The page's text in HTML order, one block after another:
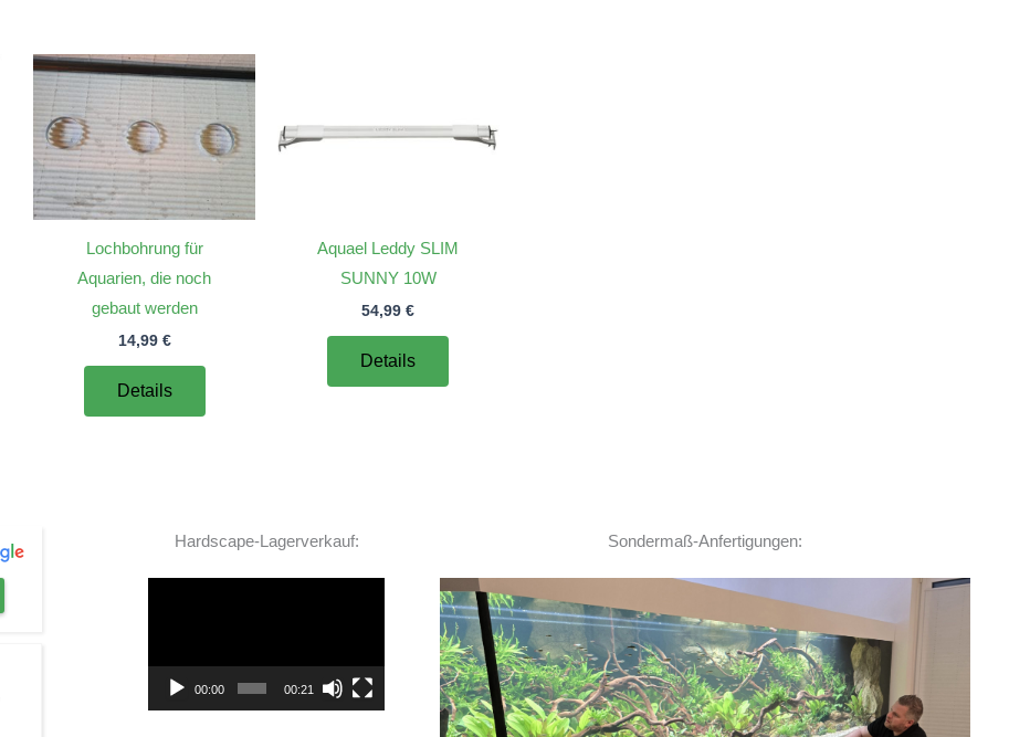
Lochbohrung für
Aquarien, die noch
gebaut werden
14,99 €
Details
Aquael Leddy SLIM
SUNNY 10W
54,99€
Details
TOP Hardscape im Laden
und sehr nette Beratung! Ich bin super Glücklich
Ich habe vor einem Jahr zwei
Rochen hier erworben. Von Anfang bis Ende
habe ich eine super kompetente und ehrliche
Hardscape-Lagerverkauf:
00:00 00:21
Sondermaß-Anfertigungen: